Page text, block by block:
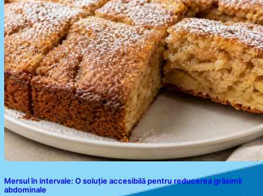
Mersul în intervale: O soluție accesibilă pentru reducerea grăsimii
abdominale